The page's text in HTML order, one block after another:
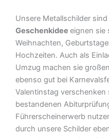
Unsere Metallschilder
Geschenkidee eignen sie
Weihnachten,
Hochzeiten. Auch als
Umzug machen sie
ebenso gut bei
Valentinstag verschenken
bestandenen
Führerscheinerwerb
durch unsere Schilder